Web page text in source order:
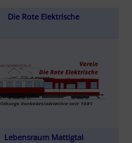
Die Rote Elektrische
Lebensraum Mattigtal